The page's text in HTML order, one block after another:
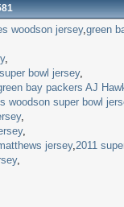
woodson jersey, green
,
bowl jersey,
bay packers AJ
woodson super bowl
,
,
jersey, 2011
,